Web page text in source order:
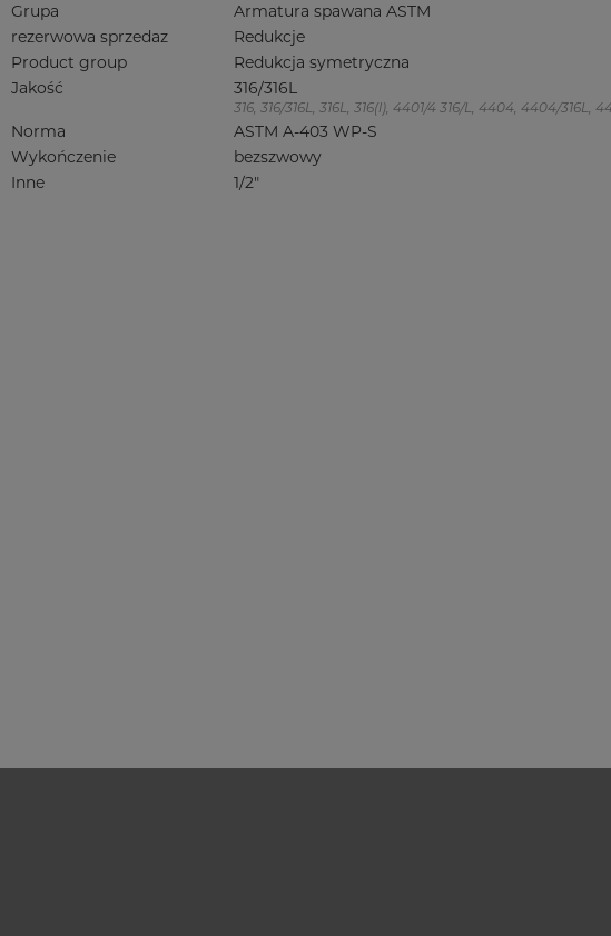
Grupa
Armatura spawana ASTM
rezerwowa sprzedaz
Redukcje
Product group
Redukcja symetryczna
Jakość
316/316L
316, 316/316L, 316L, 316(l), 4401/4 316/L, 4404, 4404/
Norma
ASTM A-403 WP-S
Wykończenie
bezszwowy
Inne
1/2"